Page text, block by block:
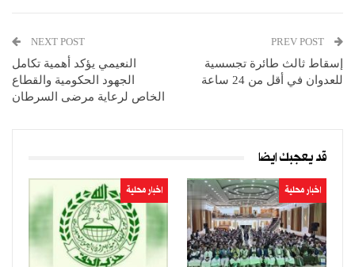
إسقاط ثالث طائرة تجسسية
للعدوان في أقل من 24 ساعة
NEXT POST
النعيمي يؤكد أهمية تكامل
الجهود الحكومية والقطاع
الخاص لرعاية مرضى السرطان
قد يعجبك ايضا
اخبار محلية اخبار محلية